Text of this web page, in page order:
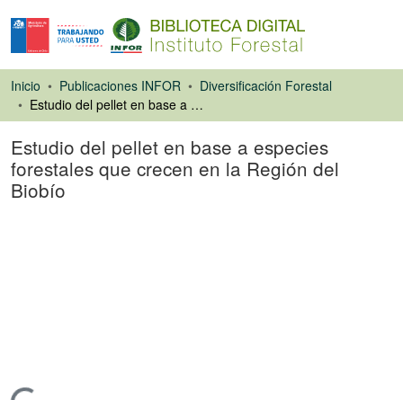
Inicio Publicaciones INFOR
Diversificación Forestal
Estudio del pellet en base a especies forestales que crecen en la Región del Biobío
Estudio del pellet en base a especies
forestales que crecen en la Región del
Biobío